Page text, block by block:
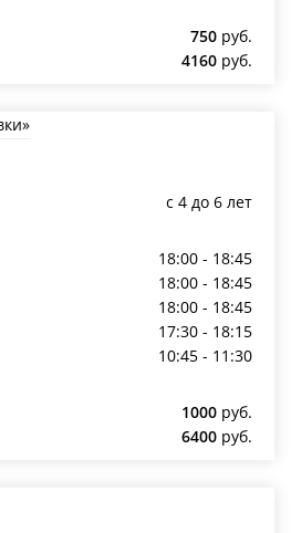
750 руб.
4160 руб.
c 4 до 6 лет
18:00 - 18:45
18:00 - 18:45
18:00 - 18:45
17:30 - 18:15
10:45 - 11:30
1000 руб.
6400 руб.